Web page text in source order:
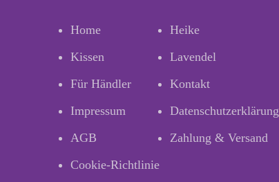
Home
Heike
Kissen
Lavendel
Für Händler
Kontakt
Impressum
Datenschutzerklärung
AGB
Zahlung & Versand
Cookie-Richtlinie